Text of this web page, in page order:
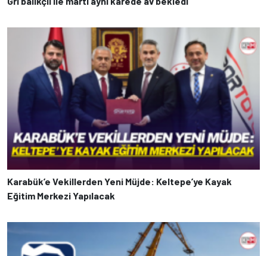
Karabük’e Vekillerden Yeni Müjde: Keltepe’ye Kayak
Eğitim Merkezi Yapılacak